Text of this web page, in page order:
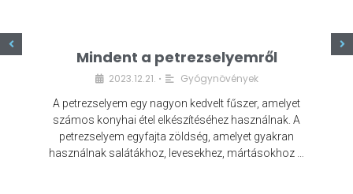
Mindent a petrezselyemről
2023.12.21. • Gyógynövények
A petrezselyem egy nagyon kedvelt fűszer, amelyet
számos konyhai étel elkészítéséhez használnak. A
petrezselyem egyfajta zöldség, amelyet gyakran
használnak salátákhoz, levesekhez, mártásokhoz …